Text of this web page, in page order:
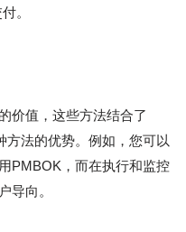
。
价值，这些方法结合了
方法的优势。例如，您可以
PMBOK，而在执行和监控
导向。